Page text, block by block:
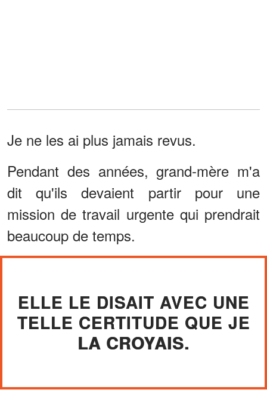
Je ne les ai plus jamais revus.
Pendant des années, grand-mère m'a
dit qu'ils devaient partir pour une
mission de travail urgente qui prendrait
beaucoup de temps.
ELLE LE DISAIT AVEC UNE
TELLE CERTITUDE QUE JE
LA CROYAIS.